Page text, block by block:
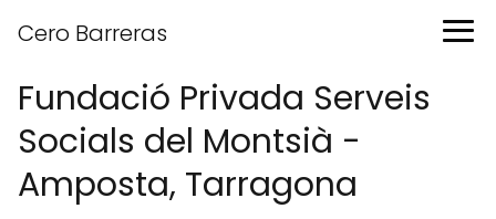
Cero Barreras
Fundació Privada Serveis
Socials del Montsià -
Amposta, Tarragona